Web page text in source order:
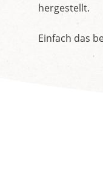
hergestellt.
Einfach das